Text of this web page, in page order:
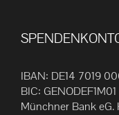
IBAN: DE14 7019
BIC: GENODEF1M01
Münchner Bank eG.